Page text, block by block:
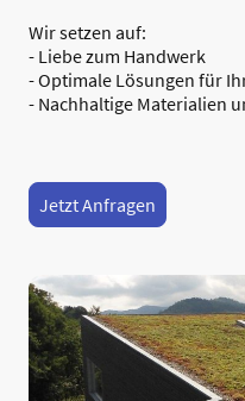
Wir setzen auf:
- Liebe zum Handwerk
- Optimale Lösungen für
- Nachhaltige Materialien
Jetzt Anfragen